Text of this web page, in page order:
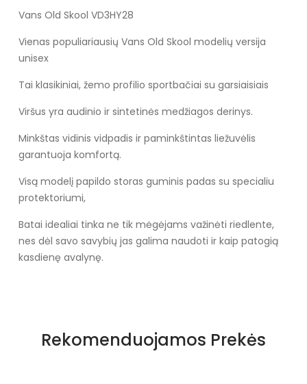
Vans Old Skool VD3HY28
Vienas populiariausių Vans Old Skool modelių versija
unisex
Tai klasikiniai, žemo profilio sportbačiai su garsiaisiais
Viršus yra audinio ir sintetinės medžiagos derinys.
Minkštas vidinis vidpadis ir paminkštintas liežuvėlis
garantuoja komfortą.
Visą modelį papildo storas guminis padas su specialiu
protektoriumi,
Batai idealiai tinka ne tik mėgėjams važinėti riedlente,
nes dėl savo savybių jas galima naudoti ir kaip patogią
kasdienę avalynę.
Rekomenduojamos Prekės